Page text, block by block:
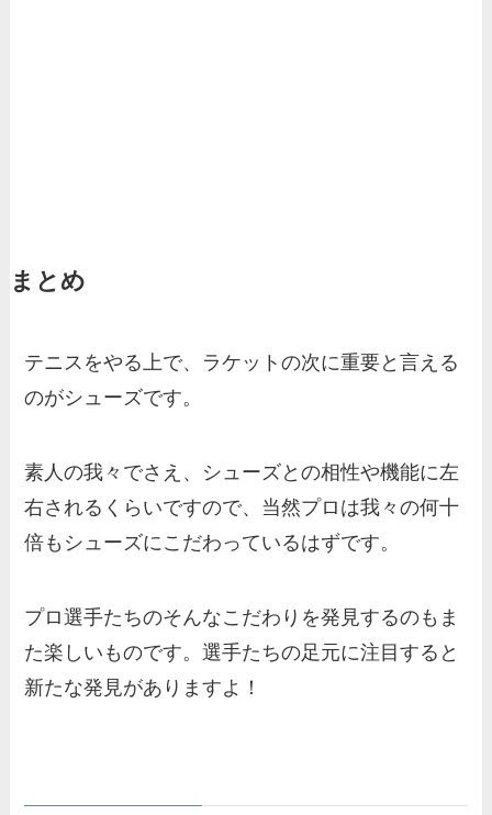
まとめ
テニスをやる上で、ラケットの次に重要と言える
のがシューズです。
素人の我々でさえ、シューズとの相性や機能に左
右されるくらいですので、当然プロは我々の何十
倍もシューズにこだわっているはずです。
プロ選手たちのそんなこだわりを発見するのもま
た楽しいものです。選手たちの足元に注目すると
新たな発見がありますよ！